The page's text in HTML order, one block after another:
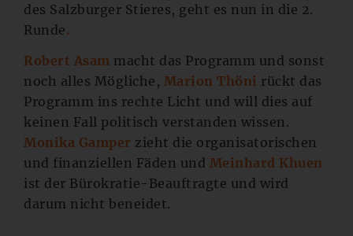
des Salzburger Stieres, geht es nun in die 2.
Runde.
Robert Asam macht das Programm und sonst
noch alles Mögliche, Marion Thöni rückt das
Programm ins rechte Licht und will dies auf
keinen Fall politisch verstanden wissen.
Monika Gamper zieht die organisatorischen
und finanziellen Fäden und Meinhard Khuen
ist der Bürokratie-Beauftragte und wird
darum nicht beneidet.